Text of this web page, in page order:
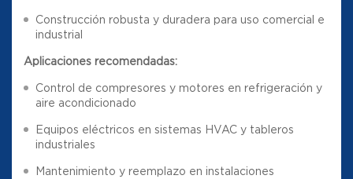
Construcción robusta y duradera para uso comercial e
industrial
Aplicaciones recomendadas:
Control de compresores y motores en refrigeración y
aire acondicionado
Equipos eléctricos en sistemas HVAC y tableros
industriales
Mantenimiento y reemplazo en instalaciones